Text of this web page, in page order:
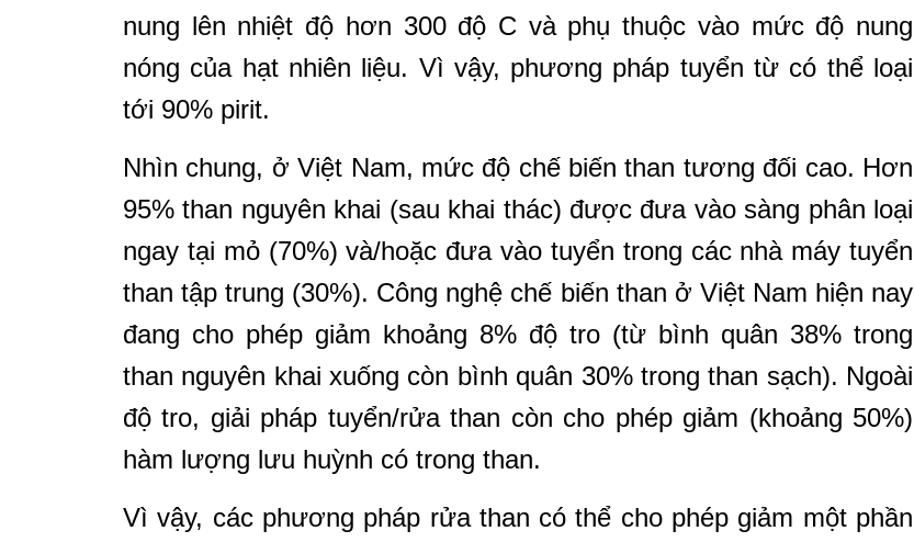
nung lên nhiệt độ hơn 300 độ C và phụ thuộc vào mức độ nung
nóng của hạt nhiên liệu. Vì vậy, phương pháp tuyển từ có thể loại
tới 90% pirit.
Nhìn chung, ở Việt Nam, mức độ chế biến than tương đối cao. Hơn
95% than nguyên khai (sau khai thác) được đưa vào sàng phân loại
ngay tại mỏ (70%) và/hoặc đưa vào tuyển trong các nhà máy tuyển
than tập trung (30%). Công nghệ chế biến than ở Việt Nam hiện nay
đang cho phép giảm khoảng 8% độ tro (từ bình quân 38% trong
than nguyên khai xuống còn bình quân 30% trong than sạch). Ngoài
độ tro, giải pháp tuyển/rửa than còn cho phép giảm (khoảng 50%)
hàm lượng lưu huỳnh có trong than.
Vì vậy, các phương pháp rửa than có thể cho phép giảm một phần